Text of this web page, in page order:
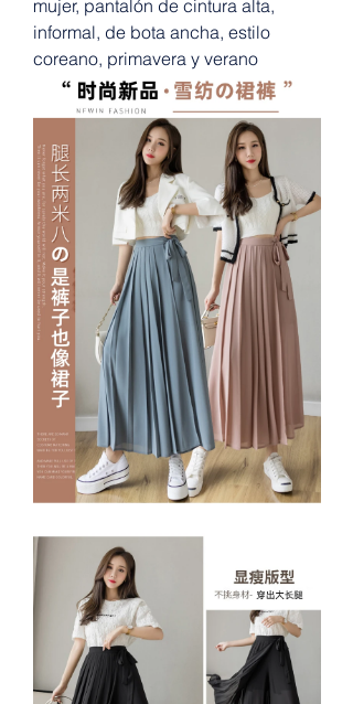
mujer, pantalón de cintura alta,
informal, de bota ancha, estilo
coreano, primavera y verano